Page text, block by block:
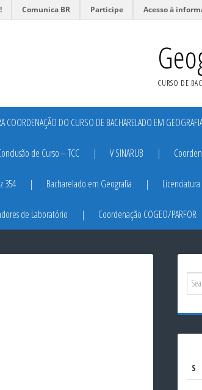
Comunica BR Participe Acesso à
CURSO DE
COORDENAÇÃO DO CURSO DE BACHARELADO EM
de Curso – TCC V SINARUB
354 Bacharelado em Geografia
de Laboratório Coordenação COGEO/PARFOR
S